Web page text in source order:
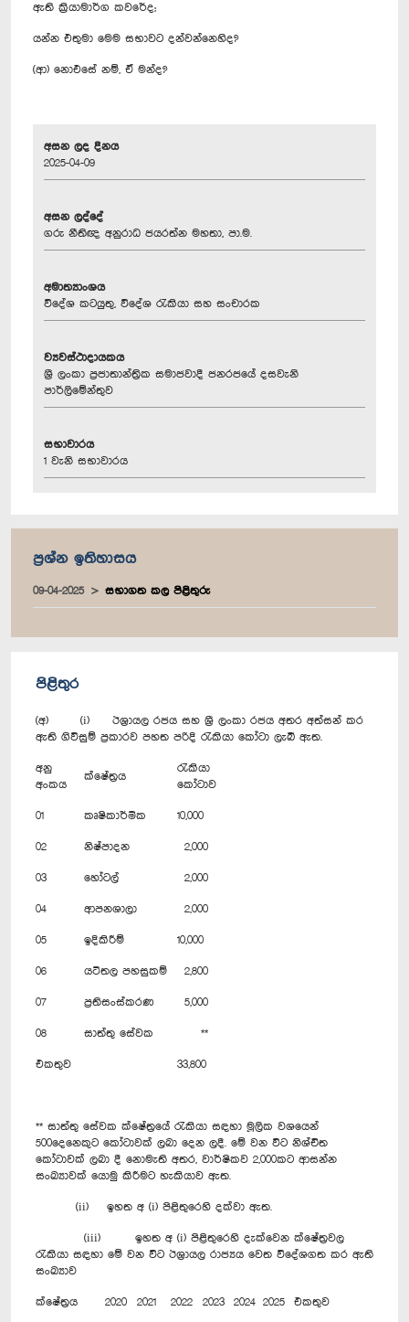
ඇති ක්‍රියාමාර්ග කවරේද;
යන්න එතුමා මෙම සභාවට දන්වන්නෙහිද?
(ආ) නොඑසේ නම්, ඒ මන්ද?
අසන ලද දිනය
2025-04-09
අසන ලද්දේ
ගරු නීතිඥ අනුරාධ ජයරත්න මහතා, පා.ම.
අමාත්‍යාංශය
විදේශ කටයුතු, විදේශ රැකියා සහ සංචාරක
ව්‍යවස්ථාදායකය
ශ්‍රී ලංකා ප්‍රජාතාන්ත්‍රික සමාජවාදී ජනරජයේ දසවැනි
පාර්ලිමේන්තුව
සභාවාරය
1 වැනි සභාවාරය
ප්‍රශ්න ඉතිහාසය
09-04-2025 සභාගත කල පිළිතුරු
පිළිතුර
(අ) (i) ඊශ්‍රායල රජය සහ ශ්‍රී ලංකා රජය අතර අත්සන් කර
ඇති ගිවිසුම් ප්‍රකාරව පහත පරිදි රැකියා කෝටා ලැබී ඇත.
අනු
අංකය
ක්ෂේත්‍රය
රැකියා
කෝටාව
01 කෘෂිකාර්මික 10,000
02 නිෂ්පාදන 2,000
03 හෝටල් 2,000
04 ආපනශාලා 2,000
05 ඉදිකිරීම් 10,000
06 යටිතල පහසුකම් 2,800
07 ප්‍රතිසංස්කරණ 5,000
08 සාත්තු සේවක **
එකතුව 33,800
** සාත්තු සේවක ක්ෂේත්‍රයේ රැකියා සඳහා මූලික වශයෙන්
500දෙනෙකුට කෝටාවක් ලබා දෙන ලදී. මේ වන විට නිශ්චිත
කෝටාවක් ලබා දී නොමැති අතර, වාර්ෂිකව 2,000කට ආසන්න
සංඛ්‍යාවක් යොමු කිරීමට හැකියාව ඇත.
(ii) ඉහත අ (i) පිළිතුරෙහි දක්වා ඇත.
(iii) ඉහත අ (i) පිළිතුරෙහි දැක්වෙන ක්ෂේත්‍රවල
රැකියා සඳහා මේ වන විට ඊශ්‍රායල රාජ්‍යය වෙත විදේශගත කර ඇති
සංඛ්‍යාව
ක්ෂේත්‍රය 2020 2021 2022 2023 2024 2025 එකතුව